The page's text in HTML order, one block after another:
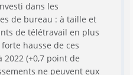
dans les
de bureau : à taille et
de télétravail en plus
hausse de ces
(+0,7 point de
ne peuvent eux